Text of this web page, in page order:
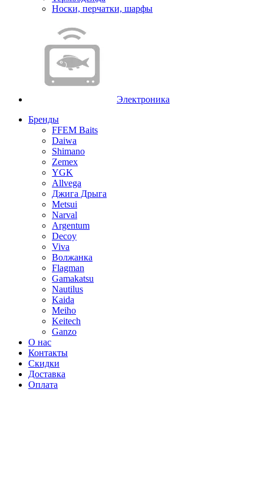
Носки, перчатки, шарфы
Электроника
Бренды
FFEM Baits
Daiwa
Shimano
Zemex
YGK
Allvega
Джига Дрыга
Metsui
Narval
Argentum
Decoy
Viva
Волжанка
Flagman
Gamakatsu
Nautilus
Kaida
Meiho
Keitech
Ganzo
О нас
Контакты
Скидки
Доставка
Оплата